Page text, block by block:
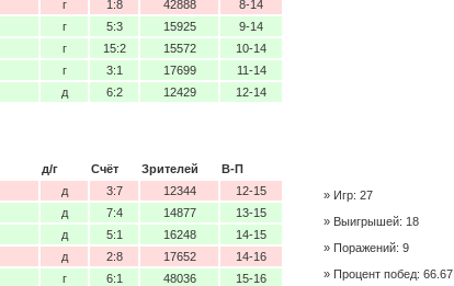
г 1:8 42888
8-14
г 5:3 15925
9-14
г 15:2 15572
10-14
г 3:1 17699
11-14
д 6:2 12429 12-14
д/г Счёт Зрителей
В-П
д 3:7 12344
12-15
д 7:4 14877
13-15
д 5:1 16248
14-15
д 2:8 17652
14-16
г 6:1 48036
15-16
Игр: 27
Выигрышей: 18
Поражений: 9
Процент побед: 66.67